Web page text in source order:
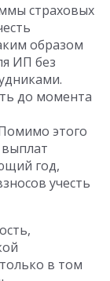
страховых
образом
ИП без
до момента
этого
год,
учесть
в том